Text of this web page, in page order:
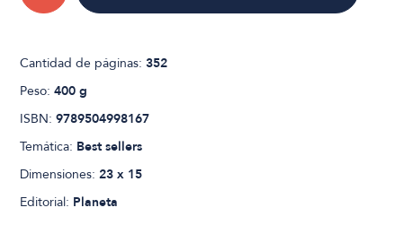
Cantidad de páginas:352
Peso:400 g
ISBN:9789504998167
Temática: Best sellers
Dimensiones:23 x 15
Editorial: Planeta